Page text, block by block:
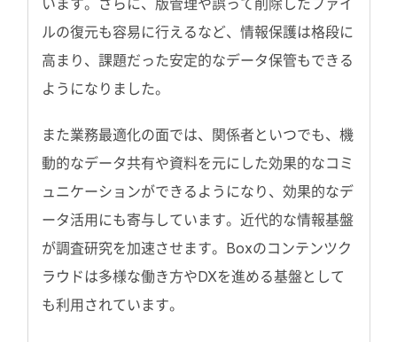
います。さらに、版管理や誤って削除したファイ
ルの復元も容易に行えるなど、情報保護は格段に
高まり、課題だった安定的なデータ保管もできる
ようになりました。
また業務最適化の面では、関係者といつでも、機
動的なデータ共有や資料を元にした効果的なコミ
ュニケーションができるようになり、効果的なデ
ータ活用にも寄与しています。近代的な情報基盤
が調査研究を加速させます。Boxのコンテンツク
ラウドは多様な働き方やDXを進める基盤として
も利用されています。